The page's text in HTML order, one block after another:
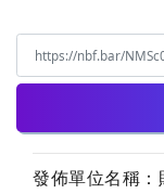
發佈單位名稱